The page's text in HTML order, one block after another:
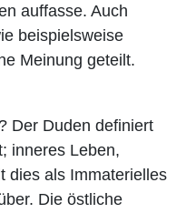
auffasse. Auch
beispielsweise
Meinung geteilt.
Der Duden definiert
inneres Leben,
dies als Immaterielles
Die östliche